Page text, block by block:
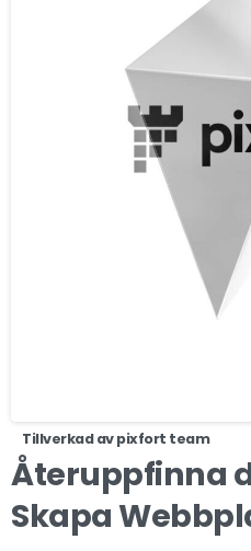
Tillverkad av pixfort team
Återuppfinna
Skapa